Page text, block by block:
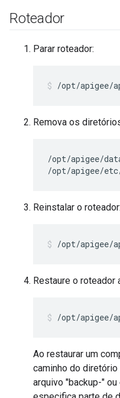
Roteador
Parar roteador:
/opt/apigee/
Remova os
/opt/apigee/
/opt/apigee/
Reinstalar o roteador:
/opt/apigee/
Restaure o roteador
/opt/apigee/
Ao restaurar um
caminho do
arquivo "backup-"